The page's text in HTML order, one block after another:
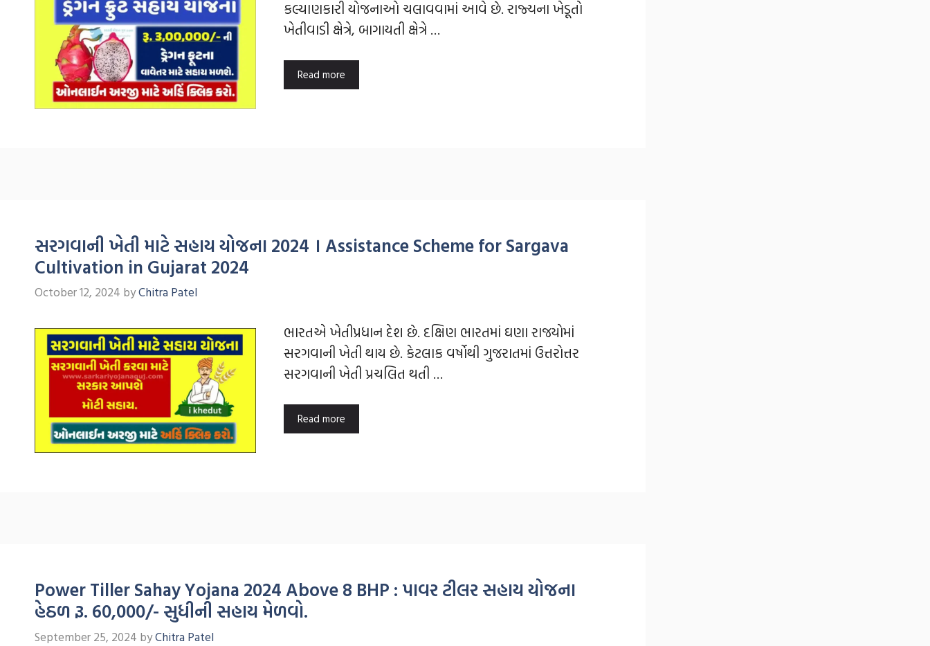
કલ્યાણકારી યોજનાઓ ચલાવવામાં આવે છે. રાજ્યના ખેડૂતો
ખેતીવાડી ક્ષેત્રે, બાગાયતી ક્ષેત્રે …
Read more
સરગવાની ખેતી માટે સહાય યોજના 2024 । Assistance Scheme for Sargava
Cultivation in Gujarat 2024
October 12, 2024 byChitra Patel
ભારતએ ખેતીપ્રધાન દેશ છે. દક્ષિણ ભારતમાં ઘણા રાજયોમાં
સરગવાની ખેતી થાય છે. કેટલાક વર્ષોથી ગુજરાતમાં ઉત્તરોત્તર
સરગવાની ખેતી પ્રચલિત થતી …
Read more
Power Tiller Sahay Yojana 2024 Above 8 BHP : પાવર ટીલર સહાય યોજના
હેઠળ રૂ. 60,000/- સુધીની સહાય મેળવો.
September 25, 2024 byChitra Patel